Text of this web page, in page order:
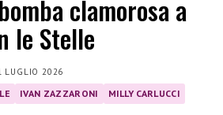
clamorosa a
le Stelle
LUGLIO 2026
IVAN ZAZZARONI MILLY CARLUCCI